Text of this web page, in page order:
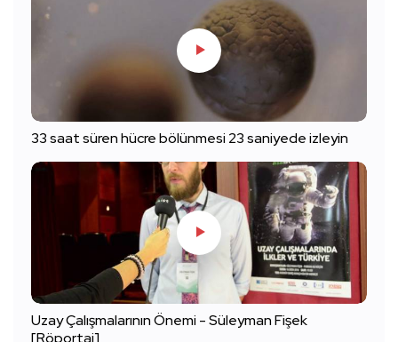
33 saat süren hücre bölünmesi 23 saniyede izleyin
Uzay Çalışmalarının Önemi - Süleyman Fişek